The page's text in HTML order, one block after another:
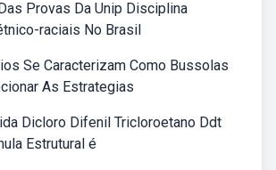
Provas Da Unip Disciplina
raciais No Brasil
Se Caracterizam Como Bussolas
As Estrategias
Dicloro Difenil Tricloroetano Ddt
Estrutural é